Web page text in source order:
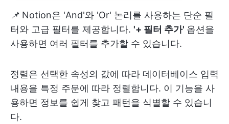
📌 Notion은 'And'와 'Or' 논리를 사용하는 단순 필
터와 고급 필터를 제공합니다. '+ 필터 추가' 옵션을
사용하면 여러 필터를 추가할 수 있습니다.
정렬은 선택한 속성의 값에 따라 데이터베이스 입력
내용을 특정 주문에 따라 정렬합니다. 이 기능을 사
용하면 정보를 쉽게 찾고 패턴을 식별할 수 있습니
다.